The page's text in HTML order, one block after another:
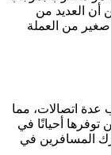
أن العديد من
من العملة
عدة اتصالات، مما
أحيانًا في
المسافرين في